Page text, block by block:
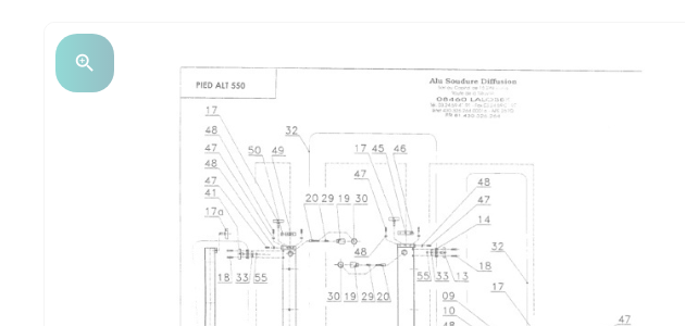
zoom_in